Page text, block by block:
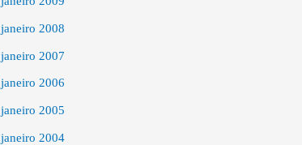
janeiro 2008
janeiro 2007
janeiro 2006
janeiro 2005
janeiro 2004